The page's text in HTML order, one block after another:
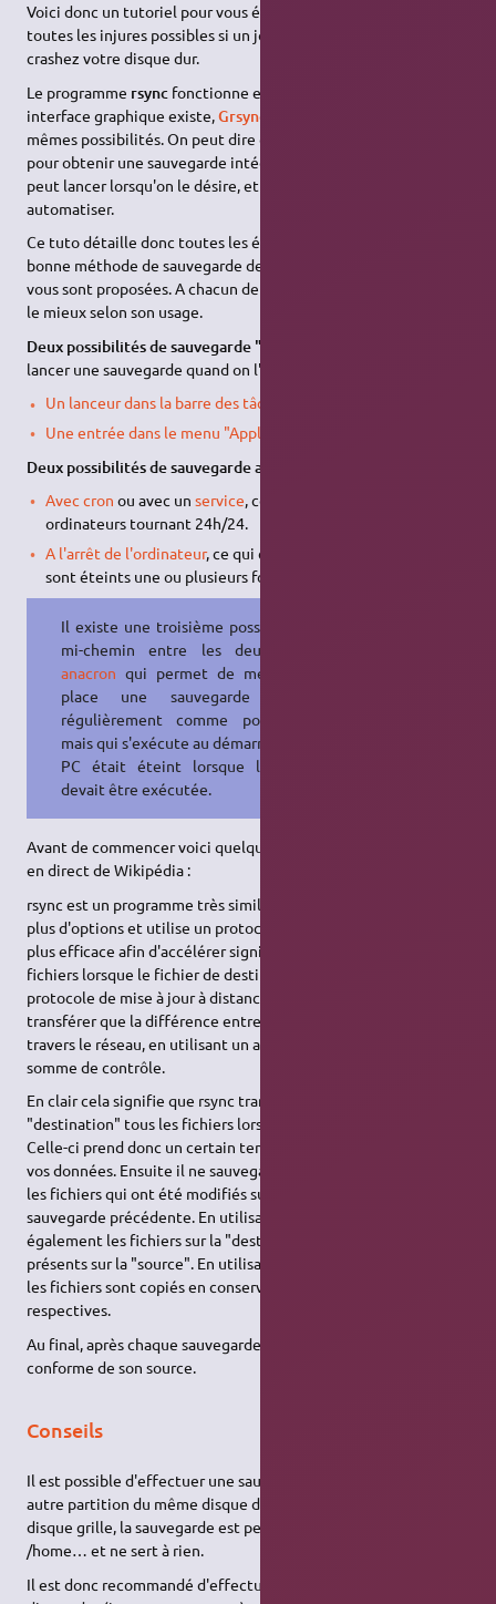
Voici donc un tutoriel pour vous éviter de vous auto-traiter de
toutes les injures possibles si un jour, malheureusement, vous
crashez votre disque dur.
Le programme rsync fonctionne en ligne de commande. Une
interface graphique existe,Grsync
mêmes possibilités. On peut dire que rsync convient tout à fait
pour obtenir une sauvegarde intégrale de son "Home" que l'on
peut lancer lorsqu'on le désire, et que l'on peut aussi
automatiser.
Ce tuto détaille donc toutes les étapes pour disposer d'une
bonne méthode de sauvegarde de /home. Plusieurs méthodes
vous sont proposées. A chacun de choisir celle qui lui convient
le mieux selon son usage.
Deux possibilités de sauvegarde "manuelle"
lancer une sauvegarde quand on l'estime nécessaire :
Un lanceur dans la barre des tâches ou sur le bureau
Une entrée dans le menu "Applications"
Deux possibilités de sauvegarde automatique :
Avec cron ou avec un service, ce qui convient aux
ordinateurs tournant 24h/24.
A l'arrêt de l'ordinateur, ce qui convient aux ordinateurs qui
sont éteints une ou plusieurs fois par jour.
Il existe une troisième possibilité, à
mi-chemin entre les deux, c'est
anacron qui permet de mettre en
place une sauvegarde lancée
régulièrement comme pour cron
mais qui s'exécute au démarrage si le
PC était éteint lorsque la tâche
devait être exécutée.
Avant de commencer voici quelques infos sur ce programme,
en direct de Wikipédia :
rsync est un programme très similaire à rcp, mais possède bien
plus d'options et utilise un protocole de mise à jour à distance
plus efficace afin d'accélérer significativement le transfert de
fichiers lorsque le fichier de destination existe déjà. Le
protocole de mise à jour à distance rsync lui permet de ne
transférer que la différence entre deux jeux de fichiers à
travers le réseau, en utilisant un algorithme de recherche de
somme de contrôle.
En clair cela signifie que rsync transfère de la "source" vers la
"destination" tous les fichiers lors de la première sauvegarde.
Celle-ci prend donc un certain temps en fonction du volume de
vos données. Ensuite il ne sauvegarde sur la "destination" que
les fichiers qui ont été modifiés sur la "source" depuis la
sauvegarde précédente. En utilisant l'option --
également les fichiers sur la "destination" qui ne seraient plus
présents sur la "source". En utilisant les bonnes options, tous
les fichiers sont copiés en conservant leurs permissions
respectives.
Au final, après chaque sauvegarde, on retrouve une copie
conforme de son source.
Conseils
Il est possible d'effectuer une sauvegarde de /home sur une
autre partition du même disque dur. Mais c'est imprudent : si le
disque grille, la sauvegarde est perdue en même temps que
/home… et ne sert à rien.
Il est donc recommandé d'effectuer la sauvegarde sur un autre